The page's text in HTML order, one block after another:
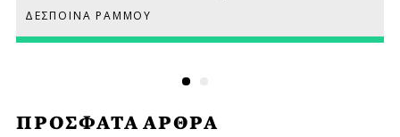
ΠΡΟΣΦΑΤΑ ΑΡΘΡΑ
ΔΕΣΠΟΙΝΑ ΡΑΜΜΟΥ